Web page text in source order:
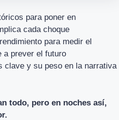
para poner en
cada choque
para medir el
a prever el futuro
clave y su peso en la narrativa
todo, pero en noches así,